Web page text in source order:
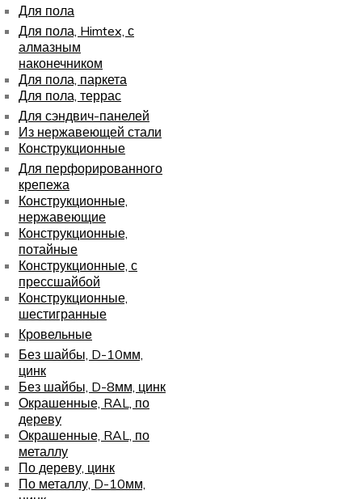
Для пола
Для пола, Himtex, с
алмазным
наконечником
Для пола, паркета
Для пола, террас
Для сэндвич-панелей
Из нержавеющей стали
Конструкционные
Для перфорированного
крепежа
Конструкционные,
нержавеющие
Конструкционные,
потайные
Конструкционные, с
прессшайбой
Конструкционные,
шестигранные
Кровельные
Без шайбы, D-10мм,
цинк
Без шайбы, D-8мм, цинк
Окрашенные, RAL, по
дереву
Окрашенные, RAL, по
металлу
По дереву, цинк
По металлу, D-10мм,